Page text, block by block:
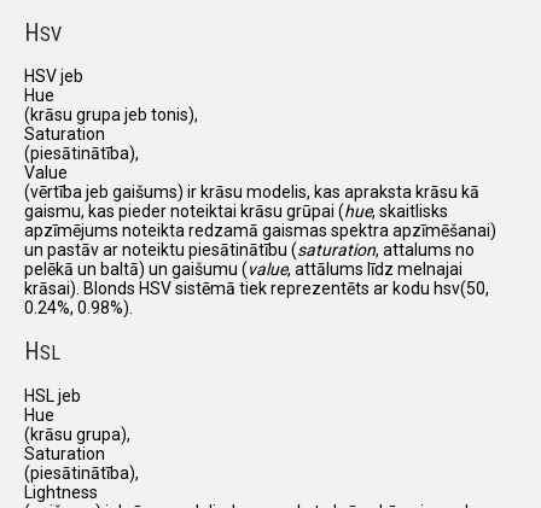
HSV
HSV jeb
Hue
(krāsu grupa jeb tonis),
Saturation
(piesātinātība),
Value
(vērtība jeb gaišums) ir krāsu modelis, kas apraksta krāsu kā
gaismu, kas pieder noteiktai krāsu grūpai (hue, skaitlisks
apzīmējums noteikta redzamā gaismas spektra apzīmēšanai)
un pastāv ar noteiktu piesātinātību (saturation, attalums no
pelēkā un baltā) un gaišumu (value, attālums līdz melnajai
krāsai). Blonds HSV sistēmā tiek reprezentēts ar kodu hsv(50,
0.24%, 0.98%).
HSL
HSL jeb
Hue
(krāsu grupa),
Saturation
(piesātinātība),
Lightness